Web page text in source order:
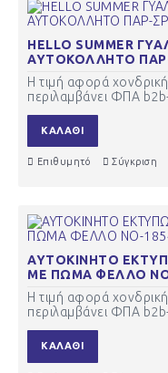
HELLO SUMMER
ΑΥΤΟΚΟΛΛΗΤΟ ΠΑΡ-
Η τιμή αφορά
περιλαμβάνει ΦΠΑ
ΚΑΛΆΘΙ
Επιθυμητό Σύγκριση
ΑΥΤΟΚΙΝΗΤΟ
ΜΕ ΠΩΜΑ ΦΕΛΛΟ
Η τιμή αφορά
περιλαμβάνει ΦΠΑ
ΚΑΛΆΘΙ